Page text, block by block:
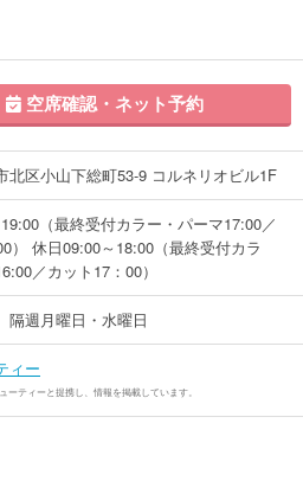
空席確認・ネット予約
北区小山下総町53-9 コルネリオビル1F
（最終受付カラー・パーマ17:00／
） 休日09:00～18:00（最終受付カラ
／カット17：00）
隔週月曜日・水曜日
ィー
ーティーと提携し、情報を掲載しています。